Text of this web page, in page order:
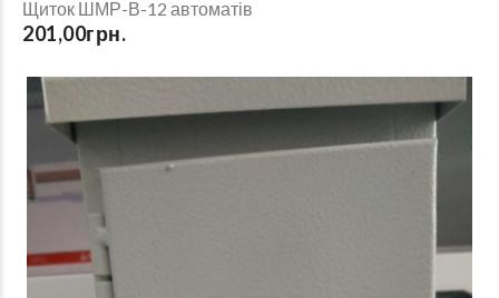
Щиток ШМР-В-12 автоматів
201,00грн.